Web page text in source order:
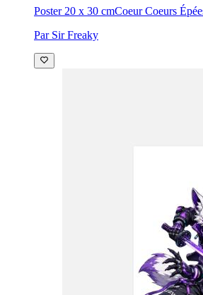
Poster 20 x 30 cmCoeur Coeurs
Par Sir Freaky